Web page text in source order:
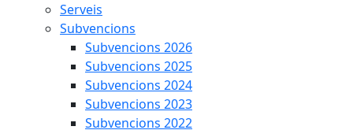
Serveis
Subvencions
Subvencions 2026
Subvencions 2025
Subvencions 2024
Subvencions 2023
Subvencions 2022